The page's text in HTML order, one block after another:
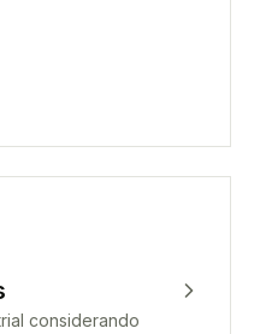
considerando